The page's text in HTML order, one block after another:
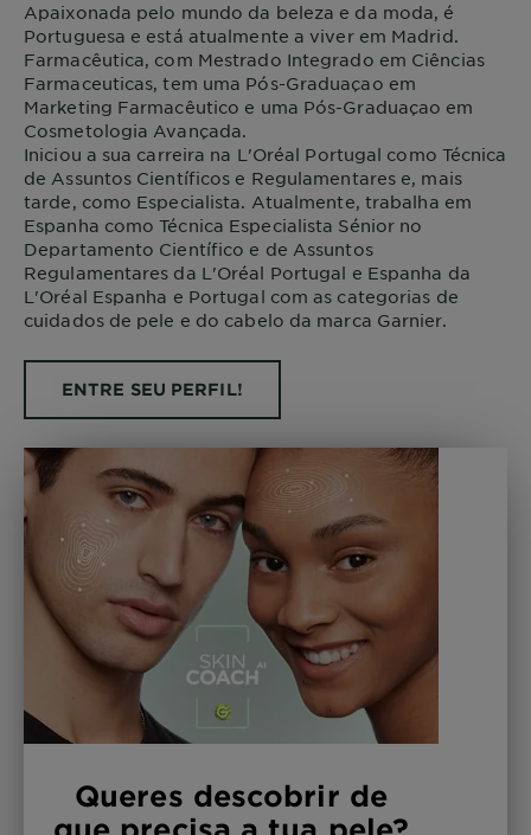
Apaixonada pelo mundo da beleza e da moda, é
Portuguesa e está atualmente a viver em Madrid.
Farmacêutica, com Mestrado Integrado em Ciências
Farmaceuticas, tem uma Pós-Graduaçao em
Marketing Farmacêutico e uma Pós-Graduaçao em
Cosmetologia Avançada.
Iniciou a sua carreira na L'Oréal Portugal como Técnica
de Assuntos Científicos e Regulamentares e, mais
tarde, como Especialista. Atualmente, trabalha em
Espanha como Técnica Especialista Sénior no
Departamento Científico e de Assuntos
Regulamentares da L'Oréal Portugal e Espanha da
L'Oréal Espanha e Portugal com as categorias de
cuidados de pele e do cabelo da marca Garnier.
ENTRE SEU PERFIL!
Queres descobrir de